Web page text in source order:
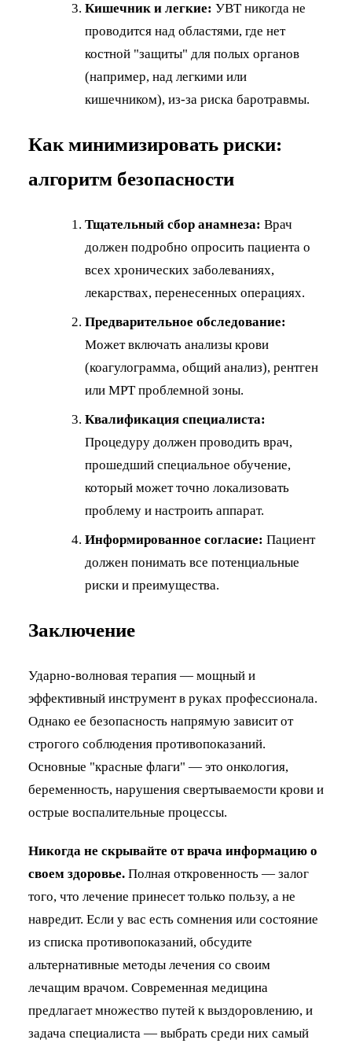
Кишечник и легкие: УВТ никогда не
проводится над областями, где нет
костной "защиты" для полых органов
(например, над легкими или
кишечником), из-за риска баротравмы.
Как минимизировать риски:
алгоритм безопасности
Тщательный сбор анамнеза: Врач
должен подробно опросить пациента о
всех хронических заболеваниях,
лекарствах, перенесенных операциях.
Предварительное обследование:
Может включать анализы крови
(коагулограмма, общий анализ), рентген
или МРТ проблемной зоны.
Квалификация специалиста:
Процедуру должен проводить врач,
прошедший специальное обучение,
который может точно локализовать
проблему и настроить аппарат.
Информированное согласие: Пациент
должен понимать все потенциальные
риски и преимущества.
Заключение
Ударно-волновая терапия — мощный и
эффективный инструмент в руках профессионала.
Однако ее безопасность напрямую зависит от
строгого соблюдения противопоказаний.
Основные "красные флаги" — это онкология,
беременность, нарушения свертываемости крови и
острые воспалительные процессы.
Никогда не скрывайте от врача информацию о
своем здоровье. Полная откровенность — залог
того, что лечение принесет только пользу, а не
навредит. Если у вас есть сомнения или состояние
из списка противопоказаний, обсудите
альтернативные методы лечения со своим
лечащим врачом. Современная медицина
предлагает множество путей к выздоровлению, и
задача специалиста — выбрать среди них самый